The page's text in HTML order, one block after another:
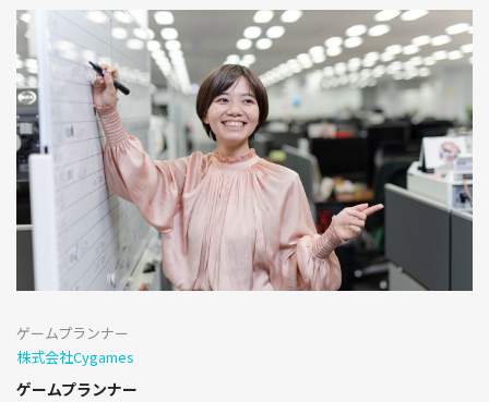
ゲームプランナー
株式会社Cygames
ゲームプランナー